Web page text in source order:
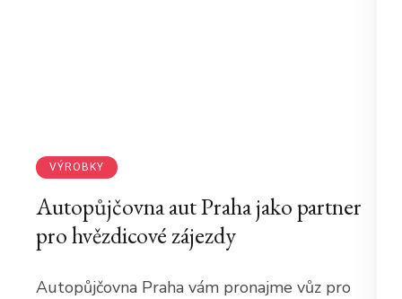
VÝROBKY
Autopůjčovna aut Praha jako partner
pro hvězdicové zájezdy
Autopůjčovna Praha vám pronajme vůz pro